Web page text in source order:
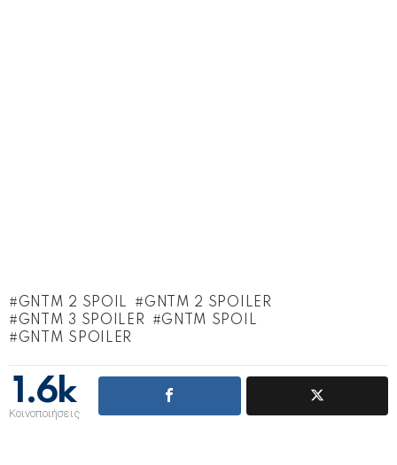
GNTM 2 SPOIL
GNTM 2 SPOILER
GNTM 3 SPOILER
GNTM SPOIL
GNTM SPOILER
1.6k
Κοινοποιήσεις